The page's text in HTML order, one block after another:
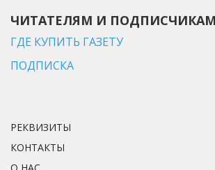
ЧИТАТЕЛЯМ И ПОДПИСЧИКАМ
ГДЕ КУПИТЬ ГАЗЕТУ
ПОДПИСКА
РЕКВИЗИТЫ
КОНТАКТЫ